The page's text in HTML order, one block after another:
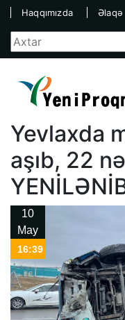
Haqqımızda Əlaqə
Yevlaxda
aşıb, 22
10
May
16:39